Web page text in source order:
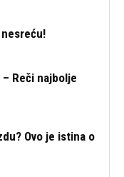
Reči najbolje
Ovo je istina o